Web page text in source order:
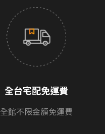
全台宅配免運費
全館不限金額免運費